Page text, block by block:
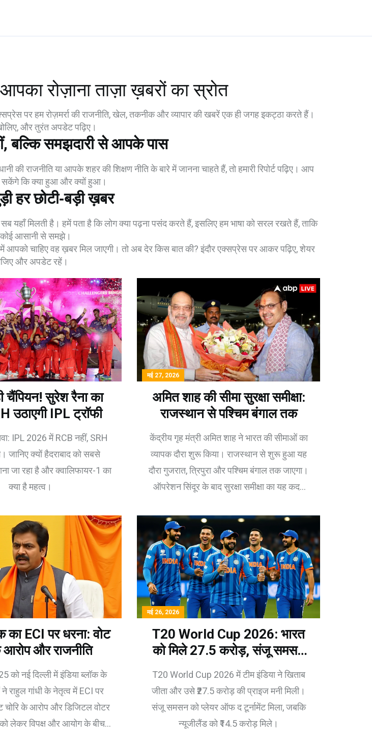
रोज़ाना ताज़ा ख़बरों का स्रोत
पर हम रोज़मर्रा की राजनीति, खेल, तकनीक और व्यापार की खबरें एक ही जगह इकट्ठा करते हैं।
और तुरंत अपडेट पढ़िए।
बल्कि समझदारी से आपके पास
की राजनीति या आपके शहर की शिक्षण नीति के बारे में जानना चाहते हैं, तो हमारी रिपोर्ट पढ़िए। आप
सकेंगे कि क्या हुआ और क्यों हुआ।
हर छोटी‑बड़ी ख़बर
यहाँ मिलती है। हमें पता है कि लोग क्या पढ़ना पसंद करते हैं, इसलिए हम भाषा को सरल रखते हैं, ताकि
आसानी से समझे।
आपको चाहिए वह ख़बर मिल जाएगी। तो अब देर किस बात की? इंदौर एक्सप्रेस पर आकर पढ़िए, शेयर
और अपडेट रहें।
चैंपियन! सुरेश रैना का
उठाएगी IPL ट्रॉफी
IPL 2026 में RCB नहीं, SRH
जानिए क्यों हैदराबाद को सबसे
जा रहा है और क्वालिफायर-1 का
क्या है महत्व।
मई 27, 2026
अमित शाह की सीमा सुरक्षा समीक्षा:
राजस्थान से पश्चिम बंगाल तक
केंद्रीय गृह मंत्री अमित शाह ने भारत की सीमाओं का
व्यापक दौरा शुरू किया। राजस्थान से शुरू हुआ यह
दौरा गुजरात, त्रिपुरा और पश्चिम बंगाल तक जाएगा।
ऑपरेशन सिंदूर के बाद सुरक्षा समीक्षा का यह कदम
का ECI पर धरना: वोट
आरोप और राजनीति
को नई दिल्ली में इंडिया ब्लॉक के
राहुल गांधी के नेतृत्व में ECI पर
चोरि के आरोप और डिजिटल वोटर
लेकर विपक्ष और आयोग के बीच
मई 26, 2026
T20 World Cup 2026: भारत
को मिले ₹27.5 करोड़, संजू समसन
को प्लेयर ऑफ द टूर्नामेंट
T20 World Cup 2026 में टीम इंडिया ने खिताब
जीता और उसे ₹27.5 करोड़ की प्राइज मनी मिली।
संजू समसन को प्लेयर ऑफ द टूर्नामेंट मिला, जबकि
न्यूजीलैंड को ₹14.5 करोड़ मिले।